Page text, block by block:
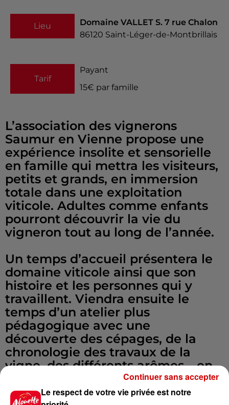
Lieu
Domaine VALLET S. 7 rue Chalon
86120 Saint-Léger-de-Montbrillais
Tarif
Payant
15€ par famille
L’association des vignerons
Saumur en Vienne propose une
expérience insolite et sensorielle
en famille qui mettra les visiteurs,
petits et grands, en immersion
totale dans une exploitation
viticole. Adultes comme enfants
pourront découvrir la vie du
vigneron tout au long de l’année.
Un temps d’accueil présentera le
domaine viticole ainsi que son
histoire et les personnes qui y
travaillent. Viendra ensuite le
temps d’un atelier plus
pédagogique avec une
découverte des cépages, de la
chronologie des travaux de la
vigne, des différents arômes… en
fonction du domaine visité.
Le respect de votre vie privée est notre
Continuer sans accepter